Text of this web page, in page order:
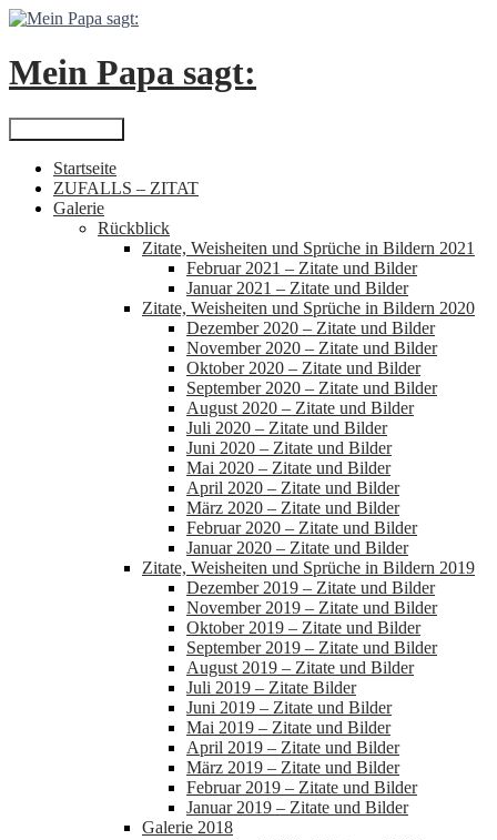
Zum
springen
Mein Papa sagt:
Suchen
Startseite
ZUFALLS – ZITAT
Galerie
Rückblick
Zitate, Weisheiten und Sprüche in Bildern 2021
Februar 2021 – Zitate und Bilder
Januar 2021 – Zitate und Bilder
Zitate, Weisheiten und Sprüche in Bildern 2020
Dezember 2020 – Zitate und Bilder
November 2020 – Zitate und Bilder
Oktober 2020 – Zitate und Bilder
September 2020 – Zitate und Bilder
August 2020 – Zitate und Bilder
Juli 2020 – Zitate und Bilder
Juni 2020 – Zitate und Bilder
Mai 2020 – Zitate und Bilder
April 2020 – Zitate und Bilder
März 2020 – Zitate und Bilder
Februar 2020 – Zitate und Bilder
Januar 2020 – Zitate und Bilder
Zitate, Weisheiten und Sprüche in Bildern 2019
Dezember 2019 – Zitate und Bilder
November 2019 – Zitate und Bilder
Oktober 2019 – Zitate und Bilder
September 2019 – Zitate und Bilder
August 2019 – Zitate und Bilder
Juli 2019 – Zitate Bilder
Juni 2019 – Zitate und Bilder
Mai 2019 – Zitate und Bilder
April 2019 – Zitate und Bilder
März 2019 – Zitate und Bilder
Februar 2019 – Zitate und Bilder
Januar 2019 – Zitate und Bilder
Galerie 2018